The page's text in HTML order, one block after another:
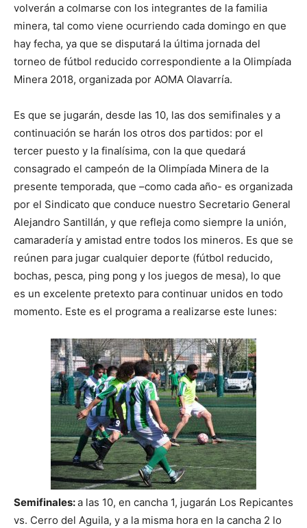
volverán a colmarse con los integrantes de la familia
minera, tal como viene ocurriendo cada domingo en que
hay fecha, ya que se disputará la última jornada del
torneo de fútbol reducido correspondiente a la Olimpíada
Minera 2018, organizada por AOMA Olavarría.
Es que se jugarán, desde las 10, las dos semifinales y a
continuación se harán los otros dos partidos: por el
tercer puesto y la finalísima, con la que quedará
consagrado el campeón de la Olimpíada Minera de la
presente temporada, que –como cada año- es organizada
por el Sindicato que conduce nuestro Secretario General
Alejandro Santillán, y que refleja como siempre la unión,
camaradería y amistad entre todos los mineros. Es que se
reúnen para jugar cualquier deporte (fútbol reducido,
bochas, pesca, ping pong y los juegos de mesa), lo que
es un excelente pretexto para continuar unidos en todo
momento. Este es el programa a realizarse este lunes:
Semifinales:a las 10, en cancha 1, jugarán Los Repicantes
vs. Cerro del Aguila, y a la misma hora en la cancha 2 lo